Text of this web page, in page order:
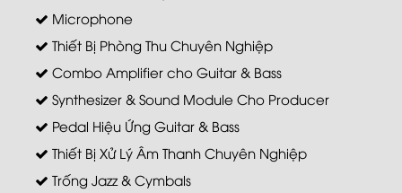
Microphone
Thiết Bị Phòng Thu Chuyên Nghiệp
Combo Amplifier cho Guitar & Bass
Synthesizer & Sound Module Cho Producer
Pedal Hiệu Ứng Guitar & Bass
Thiết Bị Xử Lý Âm Thanh Chuyên Nghiệp
Trống Jazz & Cymbals